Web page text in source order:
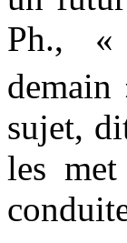
Ph., «
sujet,
les